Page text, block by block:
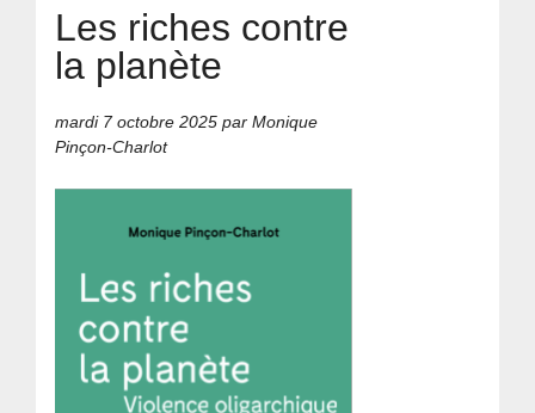
Les riches contre
la planète
mardi 7 octobre 2025 par Monique
Pinçon-Charlot